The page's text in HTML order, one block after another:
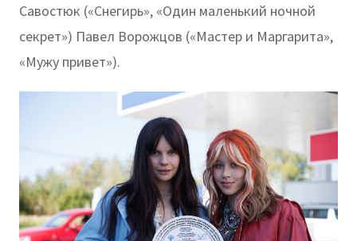
Савостюк («Снегирь», «Один маленький ночной
секрет») Павел Ворожцов («Мастер и Маргарита»,
«Мужу привет»).